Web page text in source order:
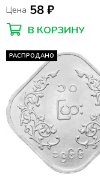
Цена 58 ₽
В КОРЗИНУ
РАСПРОДАНО